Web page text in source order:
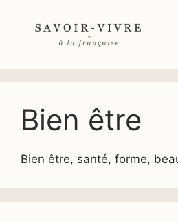
Bien être
Bien être, santé, forme,